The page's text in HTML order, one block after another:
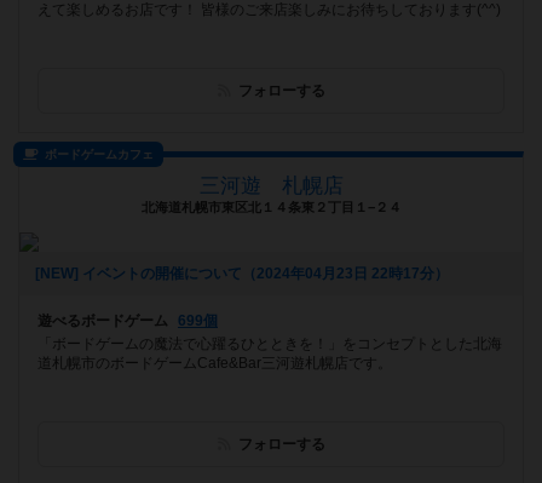
えて楽しめるお店です！ 皆様のご来店楽しみにお待ちしております(^^)
フォローする
ボードゲームカフェ
三河遊 札幌店
北海道札幌市東区北１４条東２丁目１−２４
[NEW] イベントの開催について（2024年04月23日 22時17分）
遊べるボードゲーム
699個
「ボードゲームの魔法で心躍るひとときを！」をコンセプトとした北海
道札幌市のボードゲームCafe&Bar三河遊札幌店です。
フォローする